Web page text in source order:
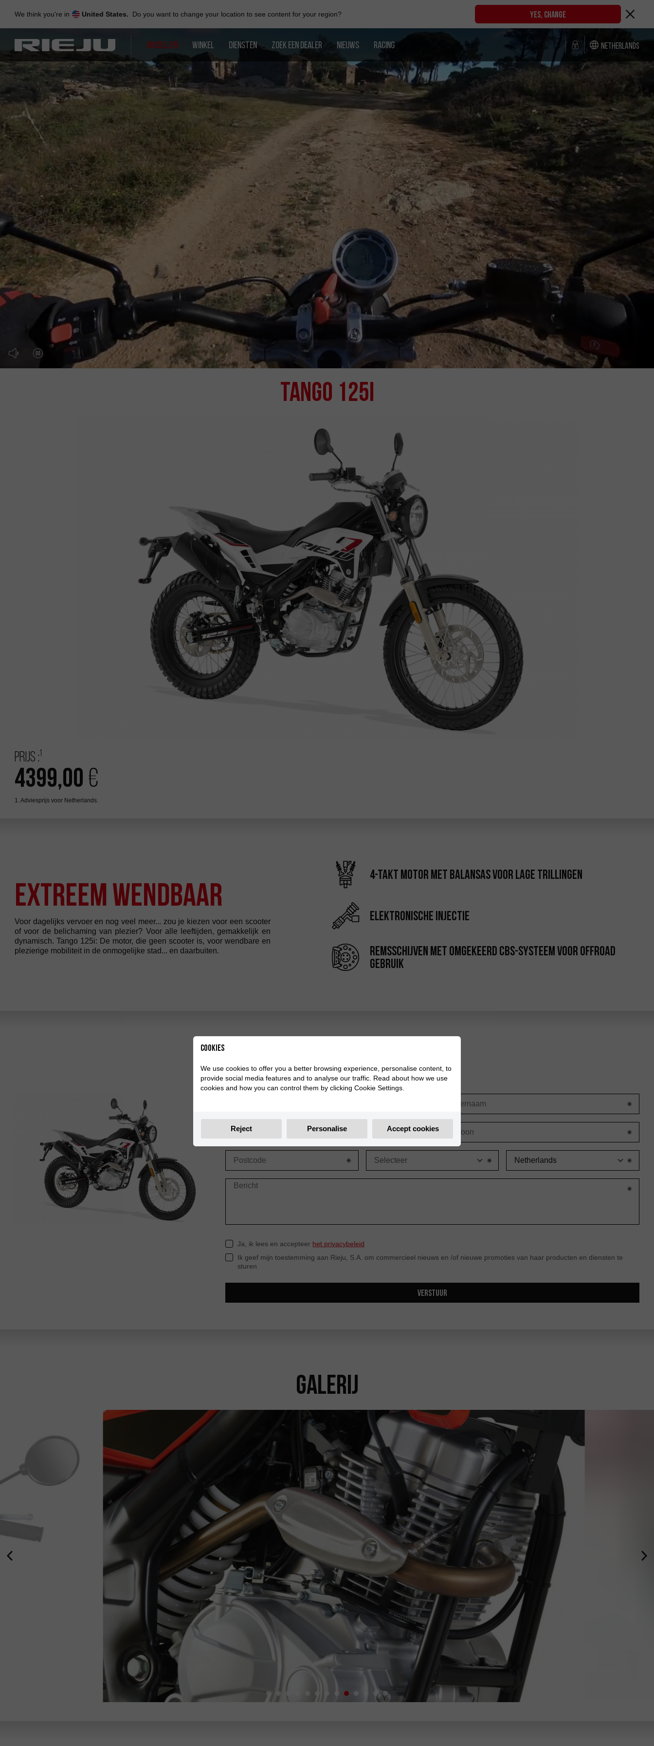
content
We think you're in United States. Do you want to change your location to see content for your region? YES, CHANGE
MODELLEN WINKEL DIENSTEN ZOEK EEN DEALER NIEUWS RACING Netherlands
Tango 125i
Prijs :1
4399,00 €
1. Adviesprijs voor Netherlands.
EXTREEM WENDBAAR
Voor dagelijks vervoer en nog veel meer... zou je kiezen voor een scooter
of voor de belichaming van plezier? Voor alle leeftijden, gemakkelijk en
dynamisch. Tango 125i: De motor, die geen scooter is, voor wendbare en
plezierige mobiliteit in de onmogelijke stad... en daarbuiten.
4-takt motor met balansas voor lage trillingen
elektronische injectie
remsschijven met omgekeerd CBS-systeem voor offroad
gebruik
Vraag meer informatie aan
Ja, ik lees en accepteer het privacybeleid
Ik geef mijn toestemming aan Rieju, S.A. om commercieel nieuws en /of nieuwe promoties van haar producten en diensten te
sturen
VERSTUUR
Galerij
Cookies
We use cookies to offer you a better browsing experience, personalise content, to
provide social media features and to analyse our traffic. Read about how we use
cookies and how you can control them by clicking Cookie Settings.
Reject Personalise Accept cookies